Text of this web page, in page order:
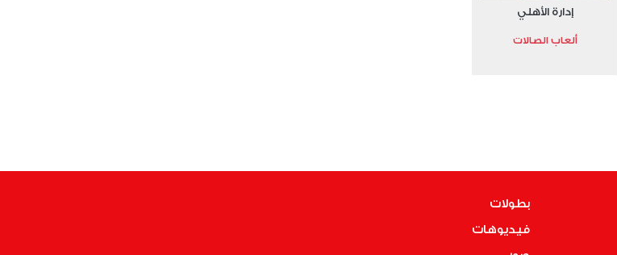
إدارة الأهلي
ألعاب الصالات
بطولات
فيديوهات